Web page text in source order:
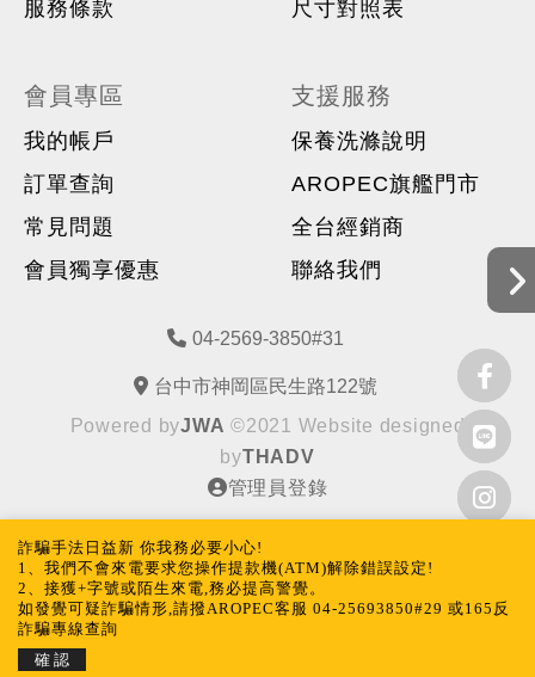
服務條款
尺寸對照表
會員專區
我的帳戶
訂單查詢
常見問題
會員獨享優惠
支援服務
保養洗滌說明
AROPEC旗艦門市
全台經銷商
聯絡我們
04-2569-3850#31
台中市神岡區民生路122號
Powered byJWA ©2021 Website designed
byTHADV
管理員登錄
詐騙手法日益新 你我務必要小心!
1、我們不會來電要求您操作提款機(ATM)解除錯誤設定!
2、接獲+字號或陌生來電,務必提高警覺。
如發覺可疑詐騙情形,請撥AROPEC客服 04-25693850#29 或165反
詐騙專線查詢
確 認